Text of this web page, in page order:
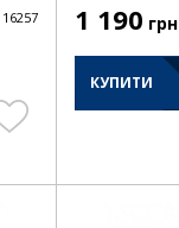
16257 1 190 грн
КУПИТИ